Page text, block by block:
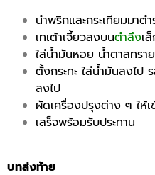
นำพริกและกระเทียมมาต
เทเต้าเจี้ยวลงบนตำลึงเ
ใส่น้ำมันหอย น้ำตาลทรา
ตั้งกระทะ ใส่น้ำมันลงไป
ลงไป
ผัดเครื่องปรุงต่าง ๆ ให้เ
เสร็จพร้อมรับประทาน
บทส่งท้าย